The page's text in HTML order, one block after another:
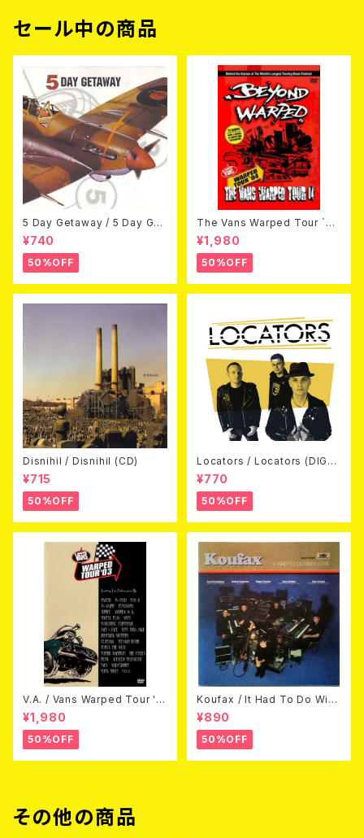
セール中の商品
5 Day Getaway / 5 Day Get
away (CDEP)
¥740
50%OFF
The Vans Warped Tour `04
Beyond Warped (国内盤DV
D)
¥1,980
50%OFF
Disnihil / Disnihil (CD)
¥715
50%OFF
Locators / Locators (DIGPA
CK CD)
¥770
50%OFF
V.A. / Vans Warped Tour '0
3 (DVD)
¥1,980
50%OFF
Koufax / It Had To Do With
Love (CD)
¥890
50%OFF
その他の商品